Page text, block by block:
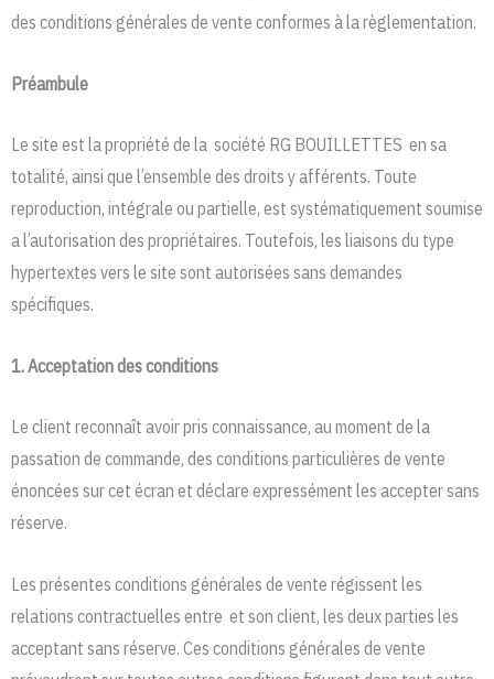
des conditions générales de vente conformes à la règlementation.
Préambule
Le site est la propriété de la société RG BOUILLETTES en sa
totalité, ainsi que l’ensemble des droits y afférents. Toute
reproduction, intégrale ou partielle, est systématiquement soumise
a l’autorisation des propriétaires. Toutefois, les liaisons du type
hypertextes vers le site sont autorisées sans demandes
spécifiques.
1. Acceptation des conditions
Le client reconnaît avoir pris connaissance, au moment de la
passation de commande, des conditions particulières de vente
énoncées sur cet écran et déclare expressément les accepter sans
réserve.
Les présentes conditions générales de vente régissent les
relations contractuelles entre et son client, les deux parties les
acceptant sans réserve. Ces conditions générales de vente